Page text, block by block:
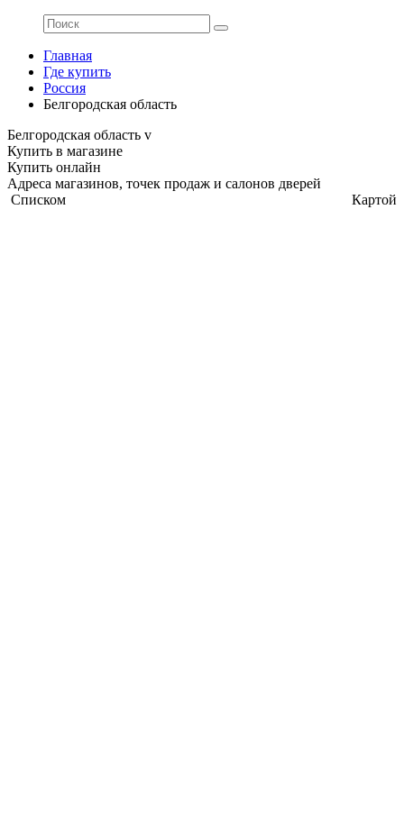
Главная
Где купить
Россия
Белгородская область
Белгородская область v
Купить в магазине
Купить онлайн
Адреса магазинов, точек продаж и салонов дверей
Списком
Картой